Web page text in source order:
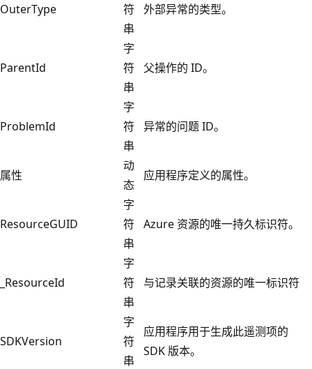
OuterType
符
串
外部异常的类型。
ParentId
字
符
串
父操作的 ID。
ProblemId
字
符
串
异常的问题 ID。
属性
动
态
应用程序定义的属性。
ResourceGUID
字
符
串
Azure 资源的唯一持久标识符。
_ResourceId
字
符
串
与记录关联的资源的唯一标识符
SDKVersion
字
符
串
应用程序用于生成此遥测项的
SDK 版本。